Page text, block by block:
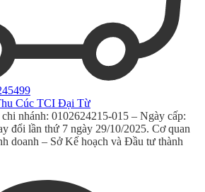
Cúc TCI Đại Từ
nhánh: 0102624215-015 – Ngày cấp:
đổi lần thứ 7 ngày 29/10/2025. Cơ quan
doanh – Sở Kế hoạch và Đầu tư thành